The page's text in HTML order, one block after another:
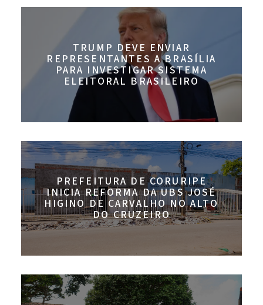
TRUMP DEVE ENVIAR
REPRESENTANTES A BRASÍLIA
PARA INVESTIGAR SISTEMA
ELEITORAL BRASILEIRO
PREFEITURA DE CORURIPE
INICIA REFORMA DA UBS JOSÉ
HIGINO DE CARVALHO NO ALTO
DO CRUZEIRO